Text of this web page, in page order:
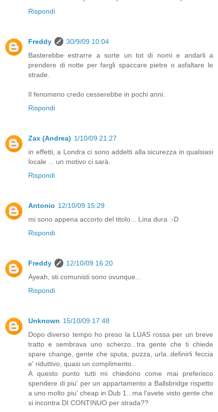
Rispondi
Freddy
30/9/09 10:04
Basterebbe estrarre a sorte un tot di nomi e andarli a
prendere di notte per fargli spaccare pietre o asfaltare le
strade.
Il fenomeno credo cesserebbe in pochi anni.
Rispondi
Zax (Andrea) 1/10/09 21:27
in effetti, a Londra ci sono addetti alla sicurezza in qualsiasi
locale ... un motivo ci sarà.
Rispondi
Antonio 12/10/09 15:29
mi sono appena accorto del titolo... Lina dura :-D
Rispondi
Freddy
12/10/09 16:20
Ayeah, sti comunisti sono ovunque...
Rispondi
Unknown 15/10/09 17:48
Dopo diverso tempo ho preso la LUAS rossa per un breve
tratto e sembrava uno scherzo...tra gente che ti chiede
spare change, gente che sputa, puzza, urla..definirli feccia
e' riduttivo, quasi un complimento..
A questo punto tutti mi chiedono come mai preferisco
spendere di piu' per un appartamento a Ballsbridge rispetto
a uno molto piu' cheap in Dub 1...ma l'avete visto gente che
si incontra DI CONTINUO per strada??